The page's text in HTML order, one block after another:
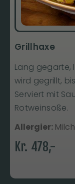
Grillhaxe
Lang gegarte,
wird gegrillt,
Serviert mit
Rotweinsoße.
Allergier:
Kr. 478,-